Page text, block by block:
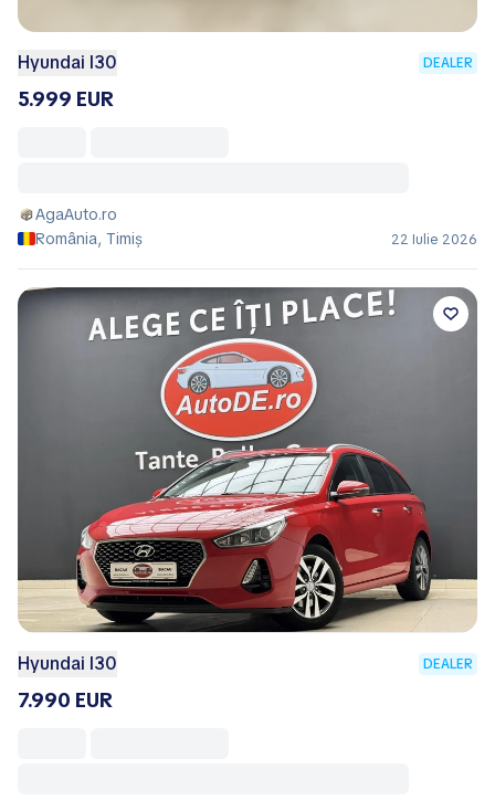
Hyundai I30 DEALER
5.999 EUR
AgaAuto.ro
România, Timiș
22 Iulie 2026
Hyundai I30 DEALER
7.990 EUR